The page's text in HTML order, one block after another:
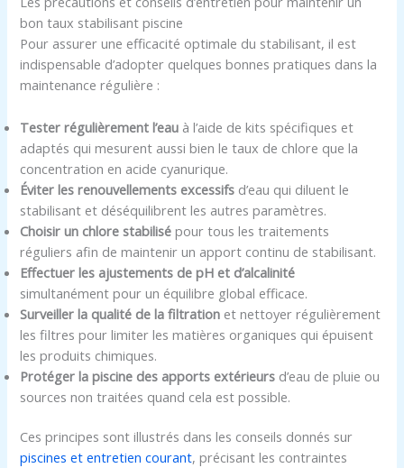
bon taux stabilisant piscine
Pour assurer une efficacité optimale du stabilisant, il est
indispensable d’adopter quelques bonnes pratiques dans la
maintenance régulière :
Tester régulièrement l’eau à l’aide de kits spécifiques et
adaptés qui mesurent aussi bien le taux de chlore que la
concentration en acide cyanurique.
Éviter les renouvellements excessifs d’eau qui diluent le
stabilisant et déséquilibrent les autres paramètres.
Choisir un chlore stabilisé pour tous les traitements
réguliers afin de maintenir un apport continu de stabilisant.
Effectuer les ajustements de pH et d’alcalinité
simultanément pour un équilibre global efficace.
Surveiller la qualité de la filtration et nettoyer régulièrement
les filtres pour limiter les matières organiques qui épuisent
les produits chimiques.
Protéger la piscine des apports extérieurs d’eau de pluie ou
sources non traitées quand cela est possible.
Ces principes sont illustrés dans les conseils donnés sur
piscines et entretien courant, précisant les contraintes